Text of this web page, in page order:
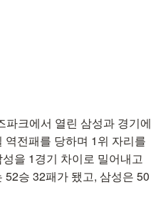
파크에서 열린 삼성과 경기에
전패를 당하며 1위 자리를
을 1경기 차이로 밀어내고
52승 32패가 됐고, 삼성은 50